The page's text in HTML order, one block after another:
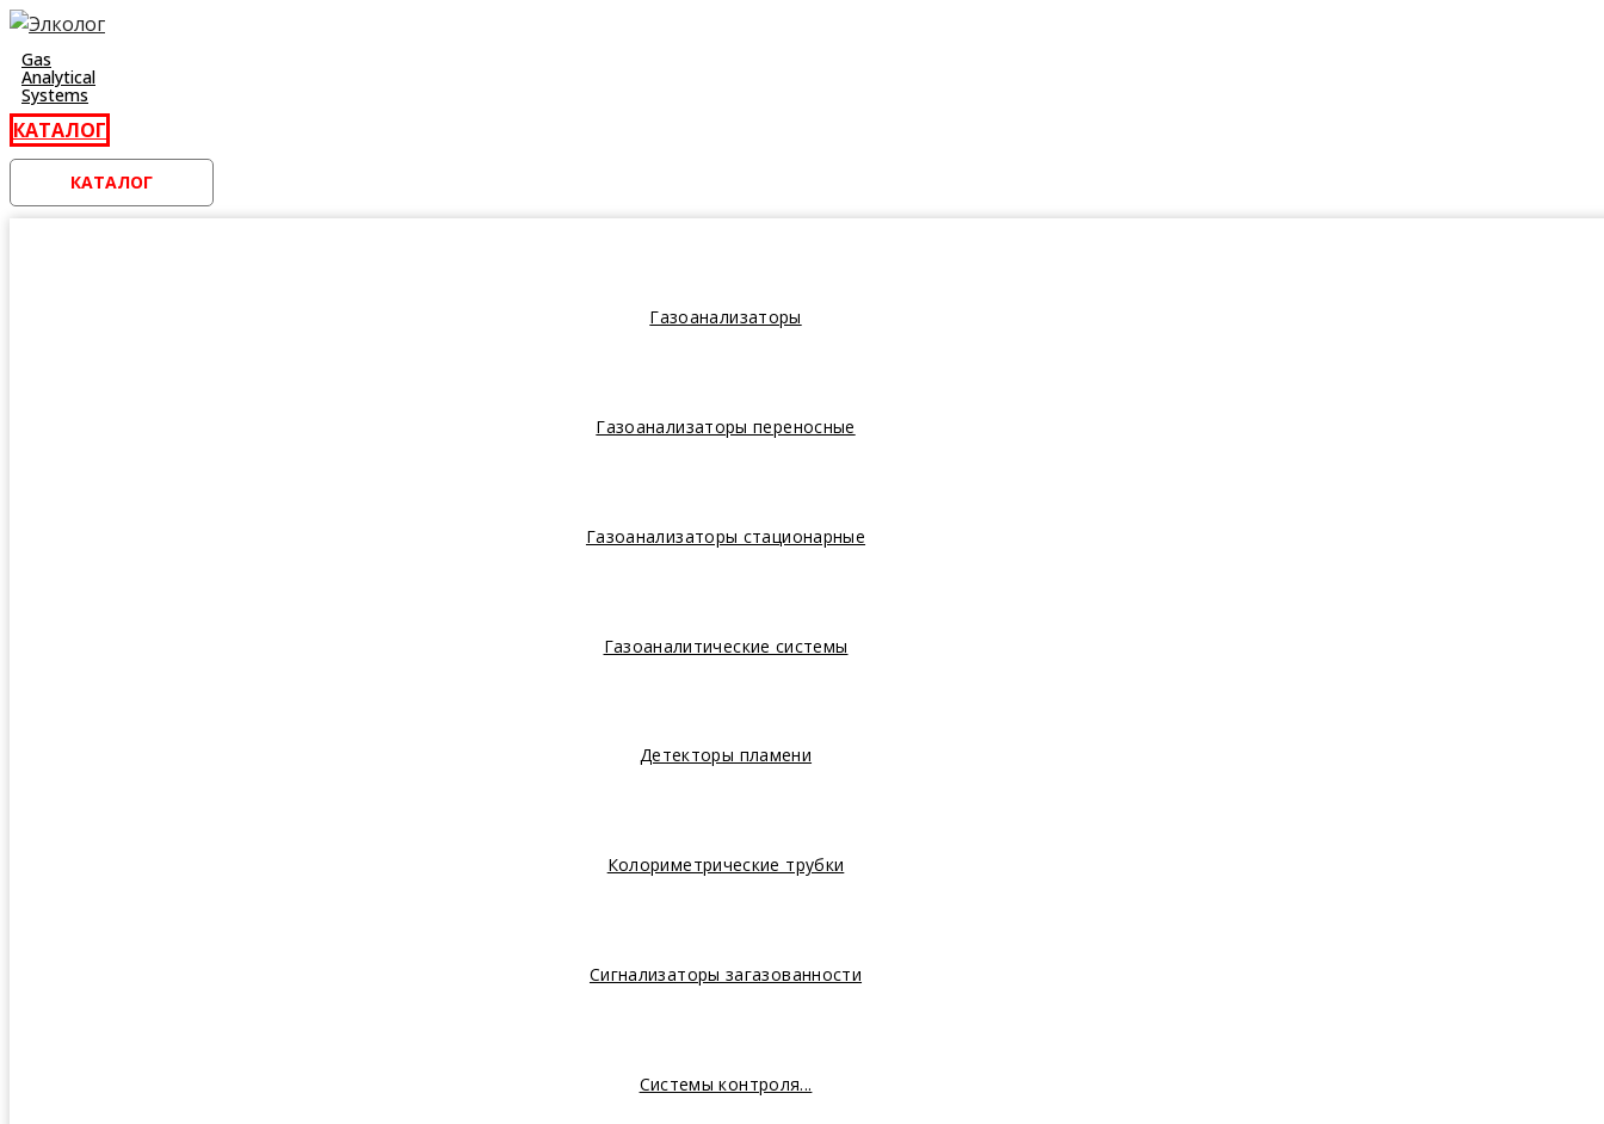
Перейти
контенту
Gas
Analytical
Systems
КАТАЛОГ
КАТАЛОГ
Газоанализаторы
Газоанализаторы переносные
Газоанализаторы стационарные
Газоаналитические системы
Детекторы пламени
Колориметрические трубки
Сигнализаторы загазованности
Системы контроля...